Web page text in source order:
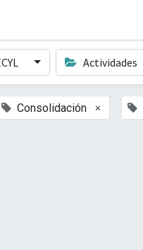
Actividades
Consolidación ×